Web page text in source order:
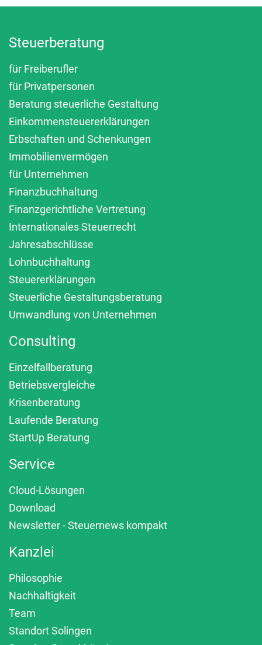
Steuerberatung
für Freiberufler
für Privatpersonen
Beratung steuerliche Gestaltung
Einkommensteuererklärungen
Erbschaften und Schenkungen
Immobilienvermögen
für Unternehmen
Finanzbuchhaltung
Finanzgerichtliche Vertretung
Internationales Steuerrecht
Jahresabschlüsse
Lohnbuchhaltung
Steuererklärungen
Steuerliche Gestaltungsberatung
Umwandlung von Unternehmen
Consulting
Einzelfallberatung
Betriebsvergleiche
Krisenberatung
Laufende Beratung
StartUp Beratung
Service
Cloud-Lösungen
Download
Newsletter - Steuernews kompakt
Kanzlei
Philosophie
Nachhaltigkeit
Team
Standort Solingen